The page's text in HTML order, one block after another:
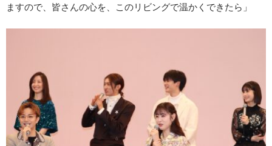
ますので、皆さんの心を、このリビングで温かくできたら」